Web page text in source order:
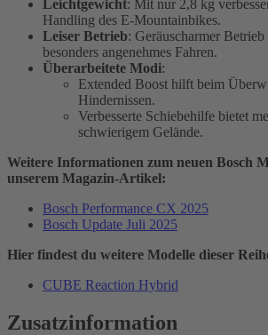
Leichtgewicht: Mit nur 2,8 kg
Handling des E-Mountainbikes.
Leiser Betrieb: Geräuscharmer
besonders angenehmes Fahren.
Überarbeitete Modi:
Extended Boost hilft beim
Hindernissen.
Verbesserte Schiebehilfe bietet
schwierigem Gelände.
Weitere Informationen zum neuen Bosch
unserem Magazin-Artikel:
Bosch Performance CX 2025
Bosch Update Juli 2025
Hier findest du weitere Modelle dieser
CUBE Reaction Hybrid
Zusatzinformation